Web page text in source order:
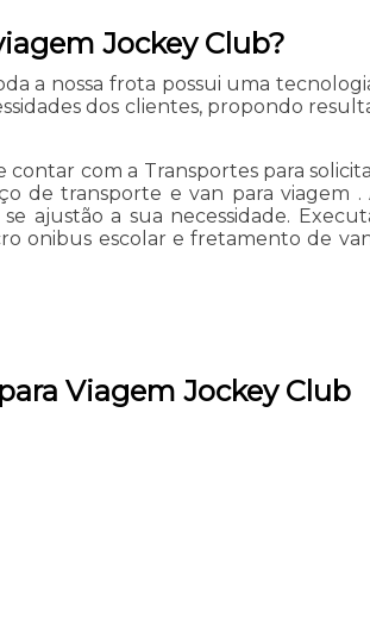
Jockey Club?
a nossa frota possui uma
dos clientes, propondo
com a Transportes para
de transporte e van para viagem
ajustão a sua necessidade.
onibus escolar e fretamento de
Viagem Jockey Club